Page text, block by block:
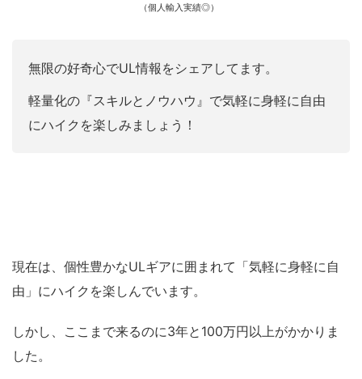
（個人輸入実績◎）
無限の好奇心でUL情報をシェアしてます。
軽量化の『スキルとノウハウ』で気軽に身軽に自由
にハイクを楽しみましょう！
現在は、個性豊かなULギアに囲まれて「気軽に身軽に自
由」にハイクを楽しんでいます。
しかし、ここまで来るのに3年と100万円以上がかかりま
した。